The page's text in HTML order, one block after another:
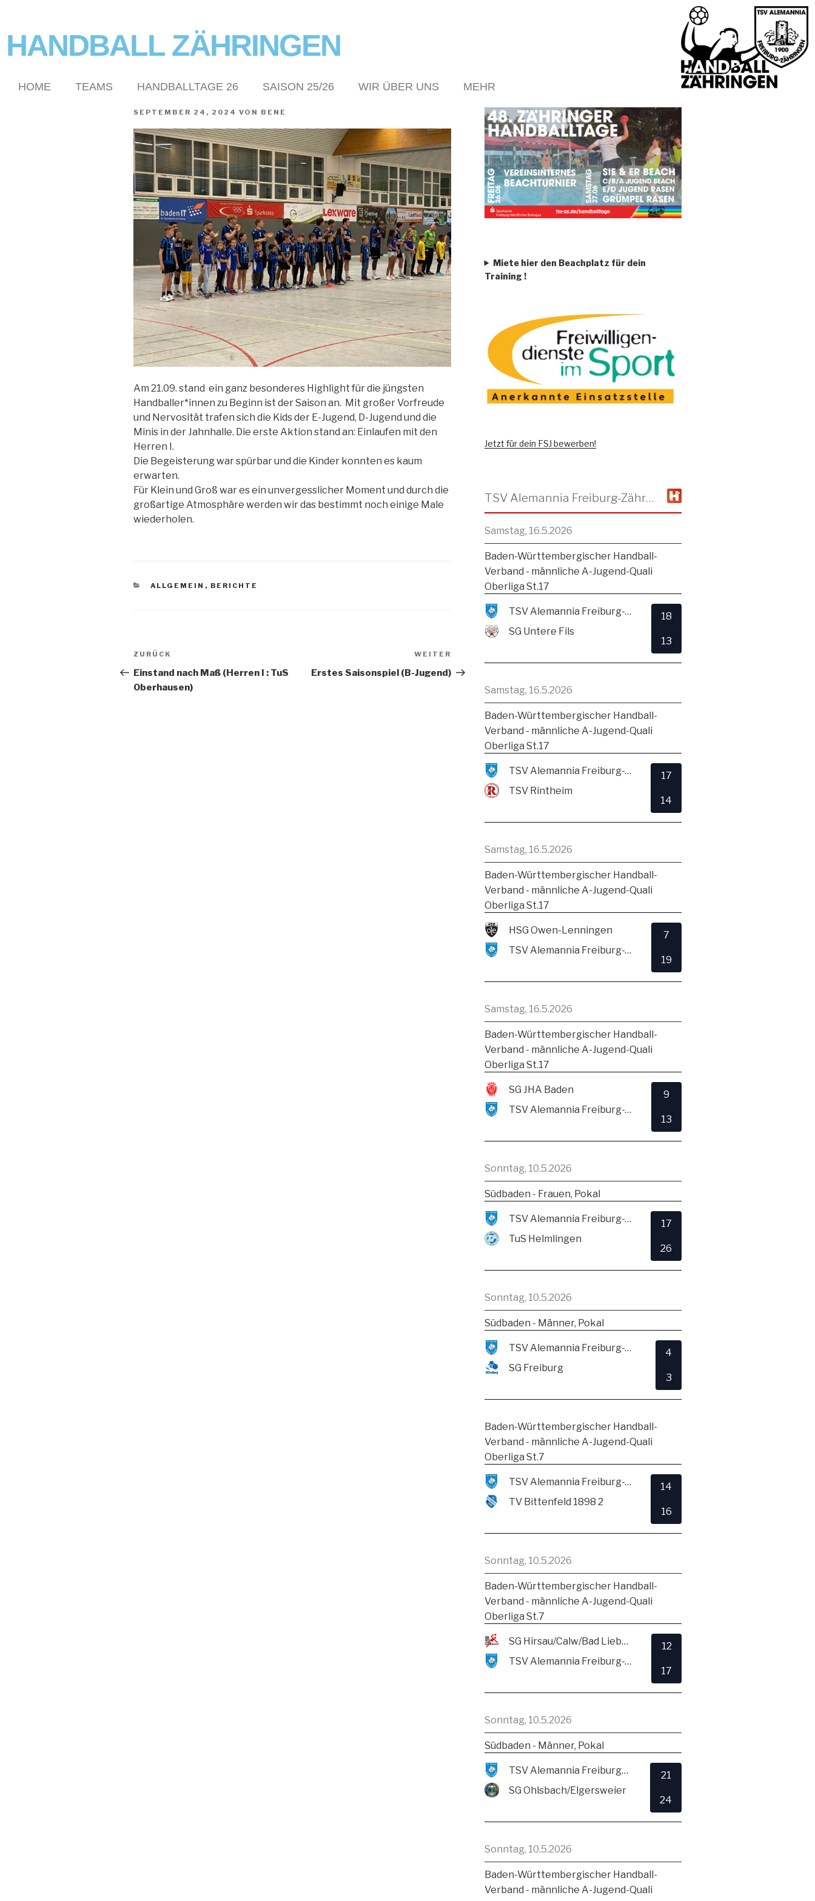
HANDBALL ZÄHRINGEN
HOME TEAMS HANDBALLTAGE 26 SAISON 25/26 WIR ÜBER UNS MEHR
SEPTEMBER 24, 2024 VON BENE
Am 21.09. stand ein ganz besonderes Highlight für die jüngsten
Handballer*innen zu Beginn ist der Saison an. Mit großer Vorfreude
und Nervosität trafen sich die Kids der E-Jugend, D-Jugend und die
Minis in der Jahnhalle. Die erste Aktion stand an: Einlaufen mit den
Herren I.
Die Begeisterung war spürbar und die Kinder konnten es kaum
erwarten.
Für Klein und Groß war es ein unvergesslicher Moment und durch die
großartige Atmosphäre werden wir das bestimmt noch einige Male
wiederholen.
ALLGEMEIN , BERICHTE
ZURÜCK
Einstand nach Maß (Herren I : TuS
Oberhausen)
WEITER
Erstes Saisonspiel (B-Jugend)
Miete hier den Beachplatz für dein
Training !
Jetzt für dein FSJ bewerben!
TSV Alemannia Freiburg-Zähringen
Samstag, 16.5.2026
Baden-Württembergischer Handball-
Verband - männliche A-Jugend-Quali
Oberliga St.17
TSV Alemannia Freiburg-Zähringen
SG Untere Fils
18
13
Samstag, 16.5.2026
Baden-Württembergischer Handball-
Verband - männliche A-Jugend-Quali
Oberliga St.17
TSV Alemannia Freiburg-Zähringen
TSV Rintheim
17
14
Samstag, 16.5.2026
Baden-Württembergischer Handball-
Verband - männliche A-Jugend-Quali
Oberliga St.17
HSG Owen-Lenningen
TSV Alemannia Freiburg-Zähringen
7
19
Samstag, 16.5.2026
Baden-Württembergischer Handball-
Verband - männliche A-Jugend-Quali
Oberliga St.17
SG JHA Baden
TSV Alemannia Freiburg-Zähringen
9
13
Sonntag, 10.5.2026
Südbaden - Frauen, Pokal
TSV Alemannia Freiburg-Zähringen
TuS Helmlingen
17
26
Sonntag, 10.5.2026
Südbaden - Männer, Pokal
TSV Alemannia Freiburg-Zähringen
SG Freiburg
4
3
Baden-Württembergischer Handball-
Verband - männliche A-Jugend-Quali
Oberliga St.7
TSV Alemannia Freiburg-Zähringen
TV Bittenfeld 1898 2
14
16
Sonntag, 10.5.2026
Baden-Württembergischer Handball-
Verband - männliche A-Jugend-Quali
Oberliga St.7
SG Hirsau/Calw/Bad Liebenzell
TSV Alemannia Freiburg-Zähringen
12
17
Sonntag, 10.5.2026
Südbaden - Männer, Pokal
TSV Alemannia Freiburg-Zähringen
SG Ohlsbach/Elgersweier
21
24
Sonntag, 10.5.2026
Baden-Württembergischer Handball-
Verband - männliche A-Jugend-Quali